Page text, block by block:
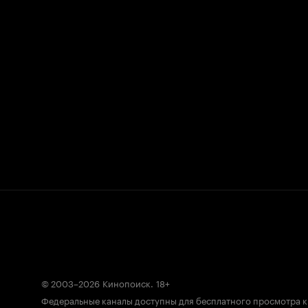
© 2003–2026 Кинопоиск. 18+
Федеральные каналы доступны для бесплатного просмотра